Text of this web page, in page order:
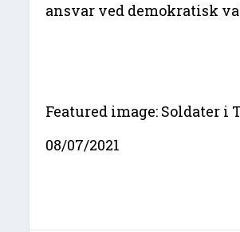
ansvar ved demokratisk
Featured image: Soldater i
08/07/2021